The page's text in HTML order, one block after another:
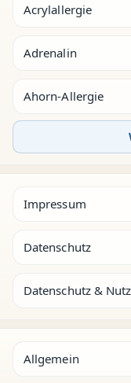
Acrylallergie
Adrenalin
Ahorn-Allergie
Impressum
Datenschutz
Datenschutz &
Allgemein